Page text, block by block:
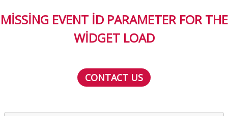
MISSING EVENT ID PARAMETER FOR THE
WIDGET LOAD
CONTACT US